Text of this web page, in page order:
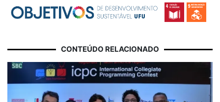
CONTEÚDO RELACIONADO